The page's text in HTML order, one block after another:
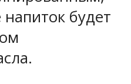
напиток будет